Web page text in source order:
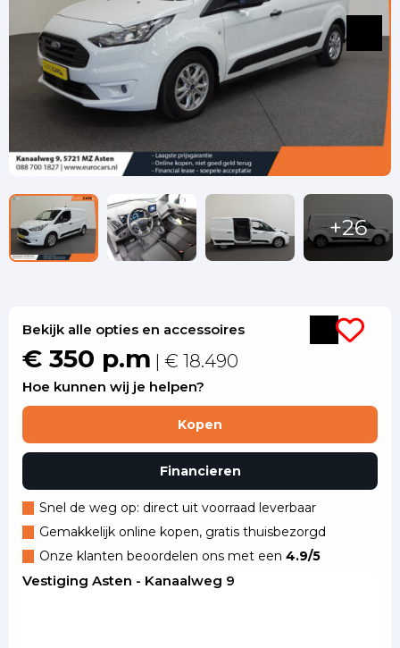
Bekijk alle opties en accessoires
€ 350 p.m | € 18.490
Hoe kunnen wij je helpen?
Kopen
Financieren
Snel de weg op: direct uit voorraad leverbaar
Gemakkelijk online kopen, gratis thuisbezorgd
Onze klanten beoordelen ons met een 4.9/5
Vestiging Asten - Kanaalweg 9